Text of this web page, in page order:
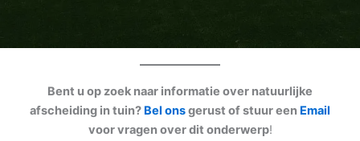
Bent u op zoek naar informatie over natuurlijke
afscheiding in tuin? Bel onsgerust of stuur een Email
voor vragen over dit onderwerp!